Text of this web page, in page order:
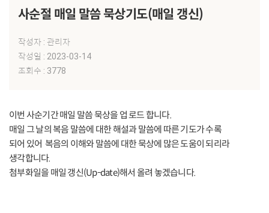
사순절 매일 말씀 묵상기도(매일 갱신)
작성자 : 관리자
작성일 : 2023-03-14
조회수 : 3778
이번 사순기간 매일 말씀 묵상을 업 로드 합니다.
매일 그 날의 복음 말씀에 대한 해설과 말씀에 따른 기도가 수록
되어 있어 복음의 이해와 말씀에 대한 묵상에 많은 도움이 되리라
생각합니다.
첨부화일을 매일 갱신(Up-date)해서 올려 놓겠습니다.